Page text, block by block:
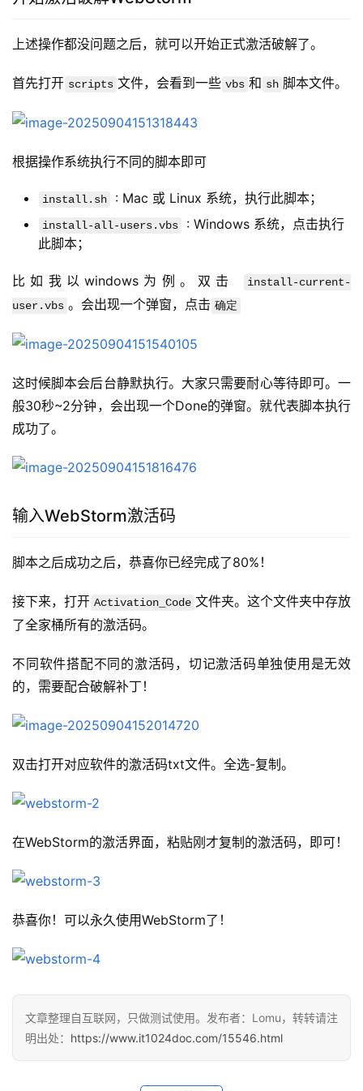
上述操作都没问题之后，就可以开始正式激活破解了。
首先打开 scripts 文件，会看到一些 vbs 和 sh 脚本文件。
根据操作系统执行不同的脚本即可
install.sh : Mac 或 Linux 系统，执行此脚本；
install-all-users.vbs
: Windows 系统，点击执行
此脚本；
比如我以windows为例。双击
install-current-
user.vbs 。会出现一个弹窗，点击 确定
这时候脚本会后台静默执行。大家只需要耐心等待即可。一
般30秒~2分钟，会出现一个Done的弹窗。就代表脚本执行
成功了。
输入WebStorm激活码
脚本之后成功之后，恭喜你已经完成了80%！
接下来，打开 Activation_Code 文件夹。这个文件夹中存放
了全家桶所有的激活码。
不同软件搭配不同的激活码，切记激活码单独使用是无效
的，需要配合破解补丁！
双击打开对应软件的激活码txt文件。全选-复制。
在WebStorm的激活界面，粘贴刚才复制的激活码，即可！
恭喜你！可以永久使用WebStorm了！
文章整理自互联网，只做测试使用。发布者：Lomu，转转请注
明出处： https://www.it1024doc.com/15546.html